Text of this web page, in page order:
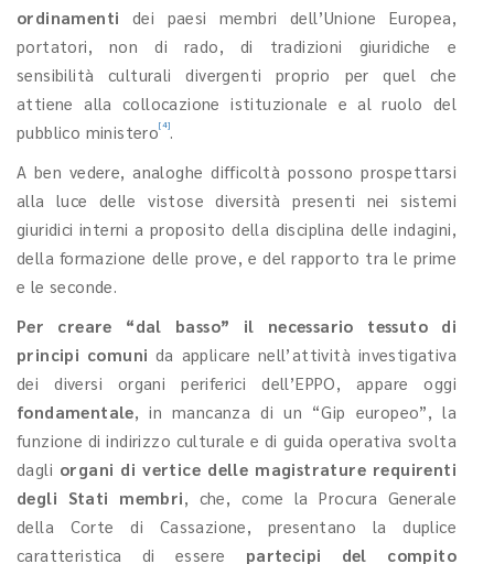
ordinamenti dei paesi membri dell’Unione Europea,
portatori, non di rado, di tradizioni giuridiche e
sensibilità culturali divergenti proprio per quel che
attiene alla collocazione istituzionale e al ruolo del
pubblico ministero[4]
A ben vedere, analoghe difficoltà possono prospettarsi
alla luce delle vistose diversità presenti nei sistemi
giuridici interni a proposito della disciplina delle indagini,
della formazione delle prove, e del rapporto tra le prime
e le seconde.
Per creare “dal basso” il necessario tessuto di
principi comuni da applicare nell’attività investigativa
dei diversi organi periferici dell’EPPO, appare oggi
fondamentale , in mancanza di un “Gip europeo”, la
funzione di indirizzo culturale e di guida operativa svolta
dagli organi di vertice delle magistrature requirenti
degli Stati membri , che, come la Procura Generale
della Corte di Cassazione, presentano la duplice
caratteristica di essere partecipi del compito